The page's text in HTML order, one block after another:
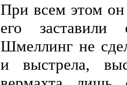
При всем этом
его
Шмеллинг не
и выстрела,